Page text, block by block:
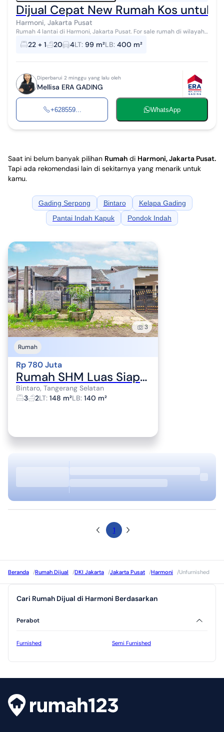
Dijual Cepat New Rumah Kos untuk
Harmoni, Jakarta Pusat
Rumah 4 lantai di Harmoni, Jakarta Pusat. For sale rumah di wilayah
yang asri dengan pemandangan Lokasi di Pusat Kota. Properti 4
lantai bergaya m...
22 + 1 20 4LT: 99 m²LB: 400 m²
Diperbarui 2 minggu yang lalu oleh
Mellisa ERA GADING
+628559... WhatsApp
Saat ini belum banyak pilihan Rumah di Harmoni, Jakarta Pusat.
Tapi ada rekomendasi lain di sekitarnya yang menarik untuk
kamu.
Gading Serpong Bintaro
Kelapa Gading
Pantai Indah Kapuk
Pondok Indah
3
Rumah
Rp 780 Juta
Rumah SHM Luas Siap KPR 15 Mnt ke Gerbang Tol Pinang J-24311
Bintaro, Tangerang Selatan
3
2LT: 148 m²LB: 140 m²
1
Beranda /Rumah Dijual /DKI Jakarta /Jakarta Pusat /Harmoni /Unfurnished
Cari Rumah Dijual di Harmoni Berdasarkan
Perabot
Furnished Semi Furnished